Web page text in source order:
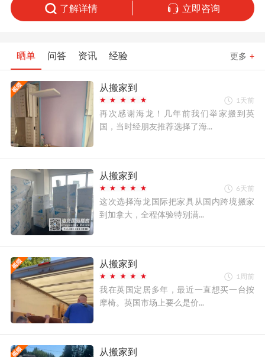
了解详情 立即咨询
晒单 问答 资讯 经验 更多 +
从搬家到
1天前
再次感谢海龙！几年前我们举家搬到英
国，当时经朋友推荐选择了海...
从搬家到
6天前
这次选择海龙国际把家具从国内跨境搬家
到加拿大，全程体验特别满...
从搬家到
1周前
我在英国定居多年，最近一直想买一台按
摩椅。英国市场上要么是价...
从搬家到